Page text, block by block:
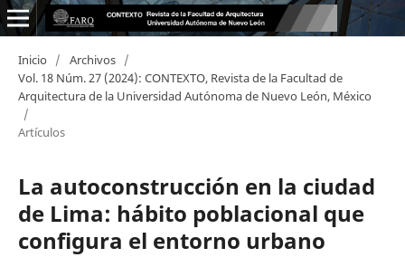
Inicio / Archivos /
Vol. 18 Núm. 27 (2024): CONTEXTO, Revista de la Facultad de
Arquitectura de la Universidad Autónoma de Nuevo León, México
/
Artículos
La autoconstrucción en la ciudad
de Lima: hábito poblacional que
configura el entorno urbano